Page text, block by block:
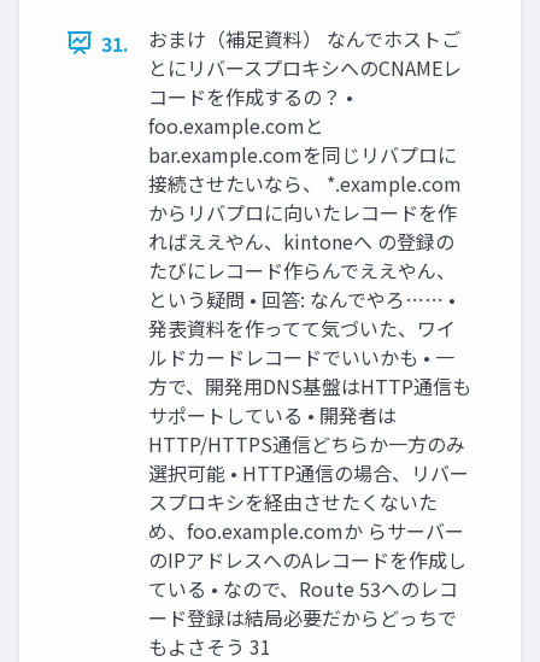
31.
おまけ（補足資料） なんでホストご
とにリバースプロキシへのCNAMEレ
コードを作成するの？ •
foo.example.comと
bar.example.comを同じリバプロに
接続させたいなら、 *.example.com
からリバプロに向いたレコードを作
ればええやん、kintoneへ の登録の
たびにレコード作らんでええやん、
という疑問 • 回答: なんでやろ…… •
発表資料を作ってて気づいた、ワイ
ルドカードレコードでいいかも • 一
方で、開発用DNS基盤はHTTP通信も
サポートしている • 開発者は
HTTP/HTTPS通信どちらか一方のみ
選択可能 • HTTP通信の場合、リバー
スプロキシを経由させたくないた
め、foo.example.comか らサーバー
のIPアドレスへのAレコードを作成し
ている • なので、Route 53へのレコ
ード登録は結局必要だからどっちで
もよさそう 31